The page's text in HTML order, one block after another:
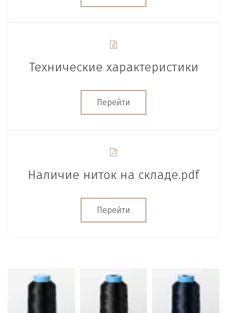
Технические характеристики
Перейти
Наличие ниток на складе.pdf
Перейти